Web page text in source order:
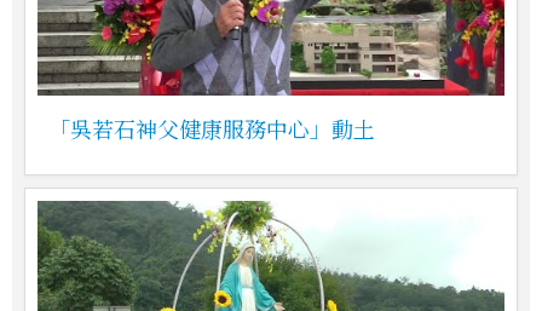
「吳若石神父健康服務中心」動土